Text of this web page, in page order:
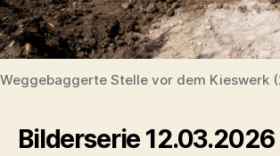
Weggebaggerte Stelle vor dem Kieswerk
Bilderserie 12.03.2026